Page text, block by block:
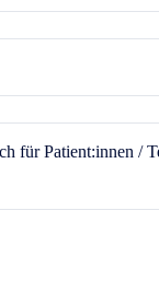
für Patient:innen /